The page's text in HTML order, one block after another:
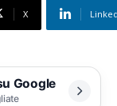
X
Google